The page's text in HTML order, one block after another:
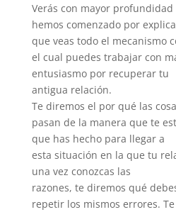
Verás con mayor profundidad
hemos comenzado por
que veas todo el mecanismo
el cual puedes trabajar con
entusiasmo por recuperar tu
antigua relación.
Te diremos el por qué las
pasan de la manera que te
que has hecho para llegar a
esta situación en la que tu
una vez conozcas las
razones, te diremos qué
repetir los mismos errores. Te